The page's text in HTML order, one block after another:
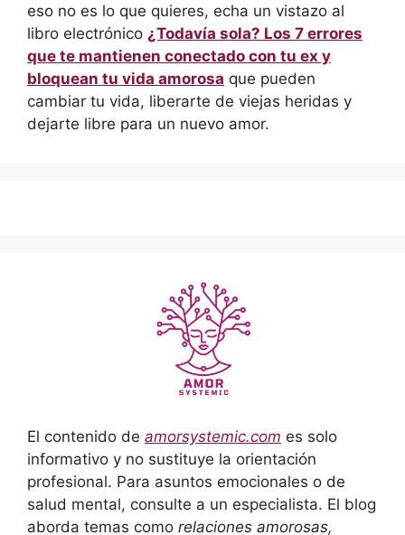
eso no es lo que quieres, echa un vistazo al
libro electrónico ¿Todavía sola? Los 7 errores
que te mantienen conectado con tu ex y
bloquean tu vida amorosa que pueden
cambiar tu vida, liberarte de viejas heridas y
dejarte libre para un nuevo amor.
El contenido de amorsystemic.com es solo
informativo y no sustituye la orientación
profesional. Para asuntos emocionales o de
salud mental, consulte a un especialista. El blog
aborda temas como relaciones amorosas,